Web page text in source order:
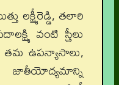
లక్ష్మీరెడ్డి, తలారి
వంటి స్త్రీలు
ఉపన్యాసాలు,